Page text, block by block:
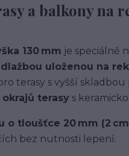
a balkony na
130 mm je speciálně
uloženou na
terasy s vyšší
terasy s
o tloušťce 20 mm (2
bez nutnosti lepení.